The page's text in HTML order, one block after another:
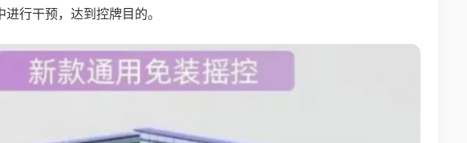
行干预，达到控牌目的。